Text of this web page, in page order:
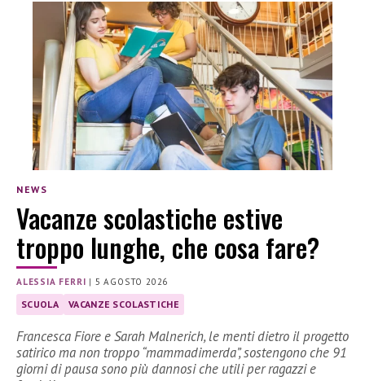
NEWS
Vacanze scolastiche estive
troppo lunghe, che cosa fare?
ALESSIA FERRI | 5 AGOSTO 2026
SCUOLA VACANZE SCOLASTICHE
Francesca Fiore e Sarah Malnerich, le menti dietro il progetto
satirico ma non troppo “mammadimerda”, sostengono che 91
giorni di pausa sono più dannosi che utili per ragazzi e